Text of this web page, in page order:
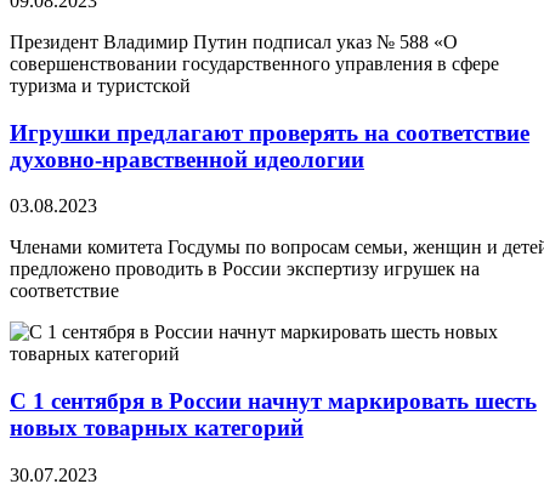
Президент Владимир Путин подписал указ № 588 «О
совершенствовании государственного управления в сфере
туризма и туристской
Игрушки предлагают проверять на соответствие
духовно-нравственной идеологии
03.08.2023
Членами комитета Госдумы по вопросам семьи, женщин и
предложено проводить в России экспертизу игрушек на
соответствие
С 1 сентября в России начнут маркировать шесть
новых товарных категорий
30.07.2023